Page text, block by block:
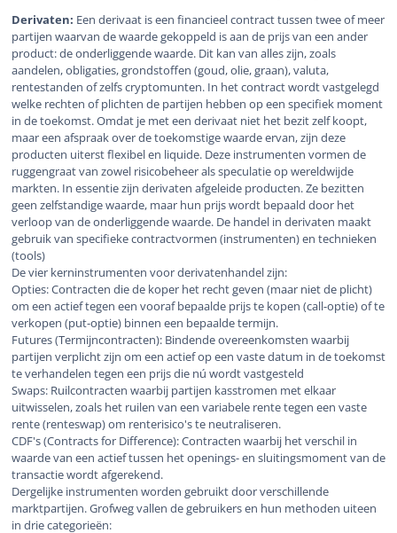
Derivaten: Een derivaat is een financieel contract tussen twee of meer
partijen waarvan de waarde gekoppeld is aan de prijs van een ander
product: de onderliggende waarde. Dit kan van alles zijn, zoals
aandelen, obligaties, grondstoffen (goud, olie, graan), valuta,
rentestanden of zelfs cryptomunten. In het contract wordt vastgelegd
welke rechten of plichten de partijen hebben op een specifiek moment
in de toekomst. Omdat je met een derivaat niet het bezit zelf koopt,
maar een afspraak over de toekomstige waarde ervan, zijn deze
producten uiterst flexibel en liquide. Deze instrumenten vormen de
ruggengraat van zowel risicobeheer als speculatie op wereldwijde
markten. In essentie zijn derivaten afgeleide producten. Ze bezitten
geen zelfstandige waarde, maar hun prijs wordt bepaald door het
verloop van de onderliggende waarde. De handel in derivaten maakt
gebruik van specifieke contractvormen (instrumenten) en technieken
(tools)
De vier kerninstrumenten voor derivatenhandel zijn:
Opties: Contracten die de koper het recht geven (maar niet de plicht)
om een actief tegen een vooraf bepaalde prijs te kopen (call-optie) of te
verkopen (put-optie) binnen een bepaalde termijn.
Futures (Termijncontracten): Bindende overeenkomsten waarbij
partijen verplicht zijn om een actief op een vaste datum in de toekomst
te verhandelen tegen een prijs die nú wordt vastgesteld
Swaps: Ruilcontracten waarbij partijen kasstromen met elkaar
uitwisselen, zoals het ruilen van een variabele rente tegen een vaste
rente (renteswap) om renterisico's te neutraliseren.
CDF's (Contracts for Difference): Contracten waarbij het verschil in
waarde van een actief tussen het openings- en sluitingsmoment van de
transactie wordt afgerekend.
Dergelijke instrumenten worden gebruikt door verschillende
marktpartijen. Grofweg vallen de gebruikers en hun methoden uiteen
in drie categorieën: